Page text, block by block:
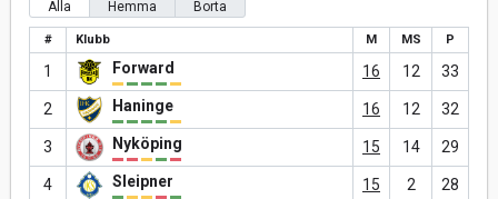
Alla Hemma Borta
# Klubb M MS P
1 Forward 16 12 33
2 Haninge 16 12 32
3 Nyköping 15 14 29
4 Sleipner 15 2 28